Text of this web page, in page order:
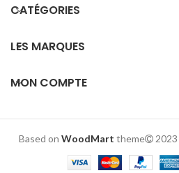
CATÉGORIES
LES MARQUES
MON COMPTE
Based on WoodMart theme 2023